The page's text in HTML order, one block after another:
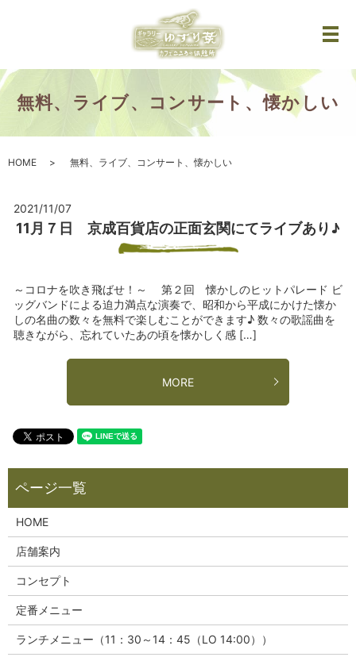
メ
無料、ライブ、コンサート、懐かしい
HOME 無料、ライブ、コンサート、懐かしい
2021/11/07
11月７日 京成百貨店の正面玄関にてライブあり♪
～コロナを吹き飛ばせ！～ 第２回 懐かしのヒットパレード ビ
ッグバンドによる迫力満点な演奏で、昭和から平成にかけた懐か
しの名曲の数々を無料で楽しむことができます♪ 数々の歌謡曲を
聴きながら、忘れていたあの頃を懐かしく感 […]
MORE
HOME
店舗案内
コンセプト
定番メニュー
ランチメニュー（11：30～14：45（LO 14:00））